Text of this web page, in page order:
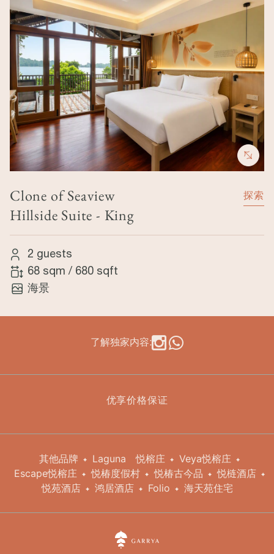
Clone of Seaview
Hillside Suite - King
探索
2 guests
68 sqm / 680 sqft
海景
了解独家内容:
优享价格保证
其他品牌 Laguna 悦榕庄
Veya悦榕庄
Escape悦榕庄
悦椿度假村 悦椿古今品
悦梿酒店
悦苑酒店
鸿居酒店 Folio 海天苑住宅